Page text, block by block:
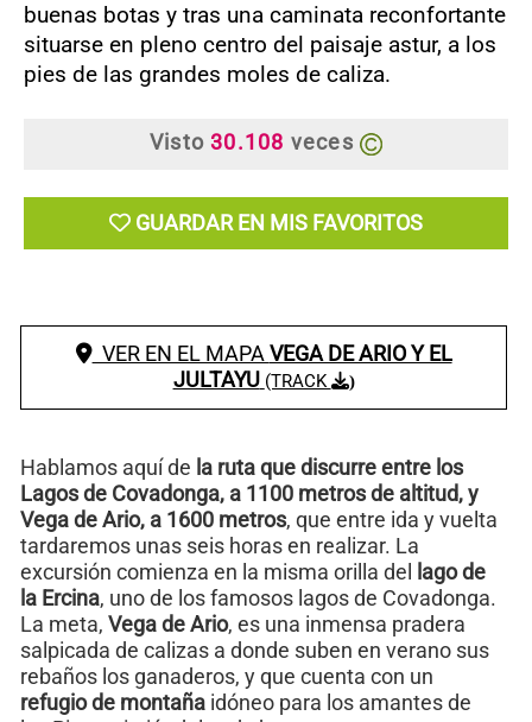
buenas botas y tras una caminata reconfortante
situarse en pleno centro del paisaje astur, a los
pies de las grandes moles de caliza.
Visto30.108 veces
GUARDAR EN MIS FAVORITOS
VER EN EL MAPA VEGA DE ARIO Y EL
JULTAYU (TRACK )
Hablamos aquí de la ruta que discurre entre los
Lagos de Covadonga, a 1100 metros de altitud, y
Vega de Ario, a 1600 metros, que entre ida y vuelta
tardaremos unas seis horas en realizar. La
excursión comienza en la misma orilla del
lago de
la Ercina, uno de los famosos lagos de Covadonga.
La meta, Vega de Ario, es una inmensa pradera
salpicada de calizas a donde suben en verano sus
rebaños los ganaderos, y que cuenta con un
refugio de montaña idóneo para los amantes de